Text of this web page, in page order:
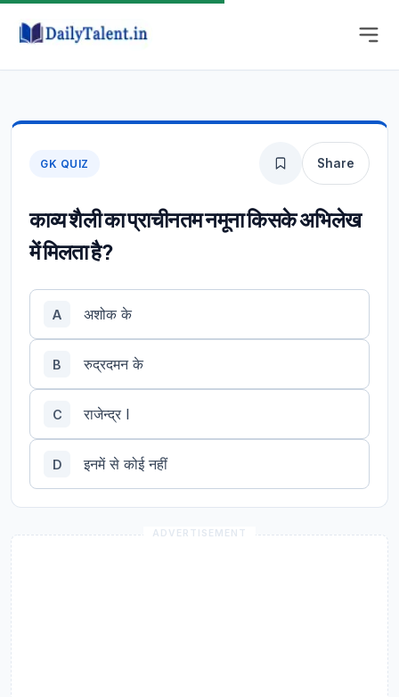
GK QUIZ Share
काव्य शैली का प्राचीनतम नमूना किसके अभिलेख
में मिलता है?
A अशोक के
B रुद्रदमन के
C राजेन्द्र I
D इनमें से कोई नहीं